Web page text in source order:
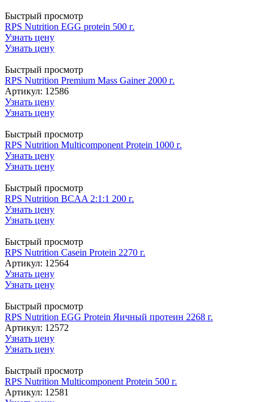
Быстрый просмотр
RPS Nutrition EGG protein 500 г.
Узнать цену
Узнать цену
Быстрый просмотр
RPS Nutrition Premium Mass Gainer 2000 г.
Артикул: 12586
Узнать цену
Узнать цену
Быстрый просмотр
RPS Nutrition Multicomponent Protein 1000 г.
Узнать цену
Узнать цену
Быстрый просмотр
RPS Nutrition BCAA 2:1:1 200 г.
Узнать цену
Узнать цену
Быстрый просмотр
RPS Nutrition Casein Protein 2270 г.
Артикул: 12564
Узнать цену
Узнать цену
Быстрый просмотр
RPS Nutrition EGG Protein Яичный протеин 2268 г.
Артикул: 12572
Узнать цену
Узнать цену
Быстрый просмотр
RPS Nutrition Multicomponent Protein 500 г.
Артикул: 12581